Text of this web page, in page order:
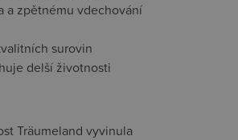
a zpětnému vdechování
surovin
delší životnosti
Träumeland vyvinula